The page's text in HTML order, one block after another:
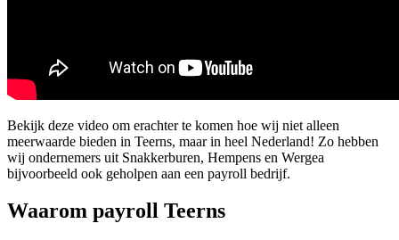
Bekijk deze video om erachter te komen hoe wij niet alleen
meerwaarde bieden in Teerns, maar in heel Nederland! Zo hebben
wij ondernemers uit Snakkerburen, Hempens en Wergea
bijvoorbeeld ook geholpen aan een payroll bedrijf.
Waarom payroll Teerns